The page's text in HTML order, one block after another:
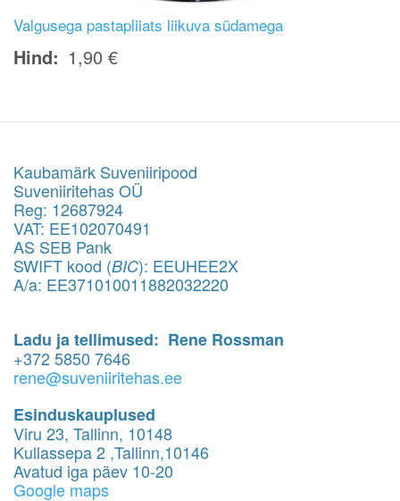
Valgusega pastapliiats liikuva südamega
Hind 1,90 €
Kaubamärk Suveniiripood
Suveniiritehas OÜ
Reg: 12687924
VAT: EE102070491
AS SEB Pank
SWIFT kood (BIC): EEUHEE2X
A/a: EE371010011882032220
Ladu ja tellimused: Rene Rossman
+372 5850 7646
rene@suveniiritehas.ee
Esinduskauplused
Viru 23, Tallinn, 10148
Kullassepa 2 ,Tallinn,10146
Avatud iga päev 10-20
Google maps